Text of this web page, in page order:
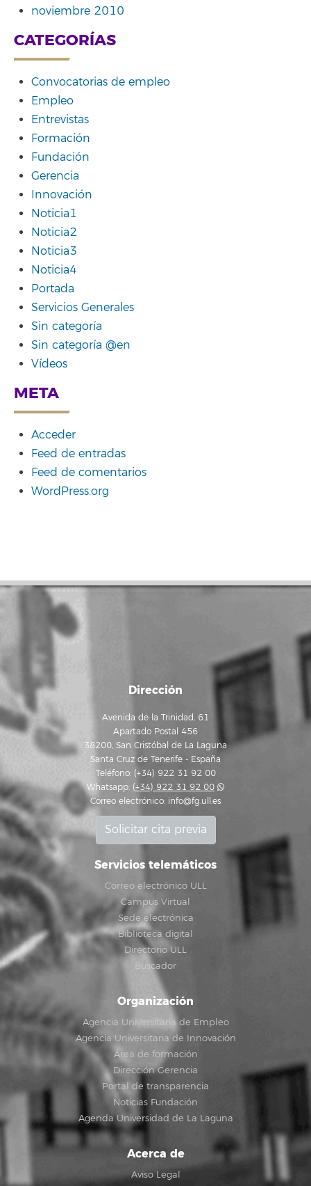
noviembre 2010
CATEGORÍAS
Convocatorias de empleo
Empleo
Entrevistas
Formación
Fundación
Gerencia
Innovación
Noticia1
Noticia2
Noticia3
Noticia4
Portada
Servicios Generales
Sin categoría
Sin categoría @en
Vídeos
META
Acceder
Feed de entradas
Feed de comentarios
WordPress.org
Dirección
Avenida de la Trinidad, 61
Apartado Postal 456
38200, San Cristóbal de La Laguna
Santa Cruz de Tenerife - España
Teléfono: (+34) 922 31 92 00
Whatsapp: (+34) 922 31 92 00
Correo electrónico: info@fg.ull.es
Solicitar cita previa
Servicios telemáticos
Correo electrónico ULL
Campus Virtual
Sede electrónica
Biblioteca digital
Directorio ULL
Buscador
Organización
Agencia Universitaria de Empleo
Agencia Universitaria de Innovación
Área de formación
Dirección Gerencia
Portal de transparencia
Noticias Fundación
Agenda Universidad de La Laguna
Acerca de
Aviso Legal